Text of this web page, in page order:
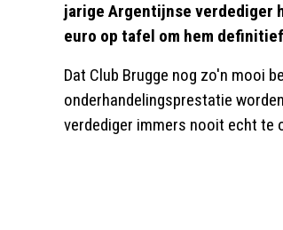
jarige Argentijnse verdediger
euro op tafel om hem
Dat Club Brugge nog zo'n mooi
onderhandelingsprestatie
verdediger immers nooit echt te